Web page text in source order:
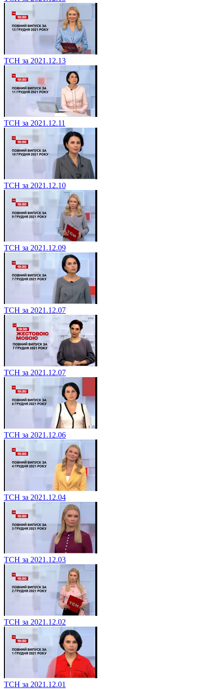
ТСН за 2021.12.13
ТСН за 2021.12.11
ТСН за 2021.12.10
ТСН за 2021.12.09
ТСН за 2021.12.07
ТСН за 2021.12.07
ТСН за 2021.12.06
ТСН за 2021.12.04
ТСН за 2021.12.03
ТСН за 2021.12.02
ТСН за 2021.12.01